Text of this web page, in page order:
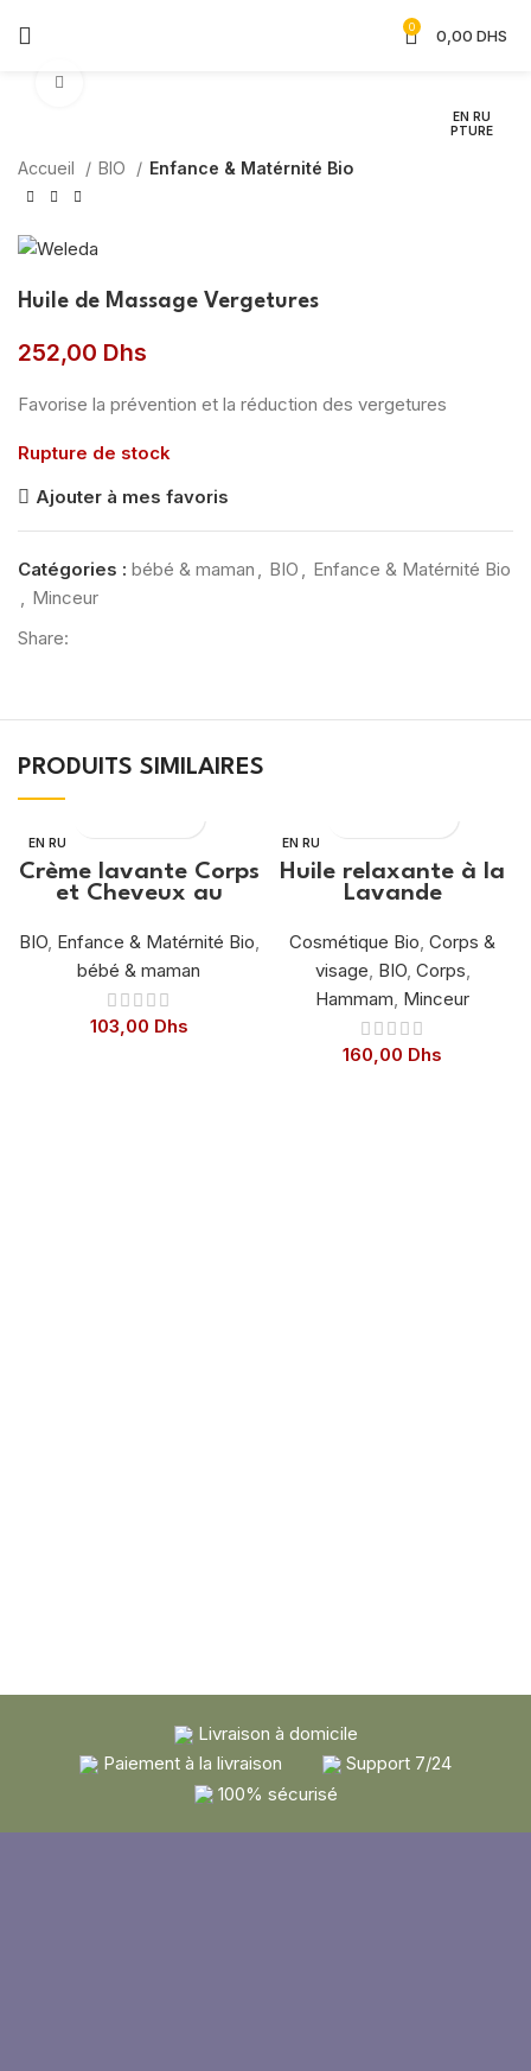
0 0,00 DHS
EN RU
PTURE
Accueil BIO Enfance & Matérnité Bio
Huile de Massage Vergetures
252,00 Dhs
Favorise la prévention et la réduction des vergetures
Rupture de stock
Ajouter à mes favoris
Catégories : bébé & maman , BIO , Enfance & Matérnité Bio
, Minceur
Share:
PRODUITS SIMILAIRES
EN RU
Crème lavante Corps
et Cheveux au
BIO, Enfance & Matérnité Bio,
bébé & maman
103,00 Dhs
EN RU
Huile relaxante à la
Lavande
Cosmétique Bio, Corps &
visage, BIO, Corps,
Hammam, Minceur
160,00 Dhs
Livraison à domicile
Paiement à la livraison
Support 7/24
100% sécurisé